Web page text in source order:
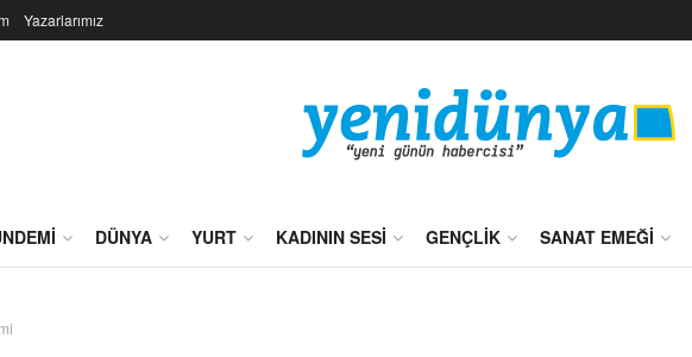
Yazarlarımız
DÜNYA YURT KADININ SESI GENÇLIK SANAT EMEĞI